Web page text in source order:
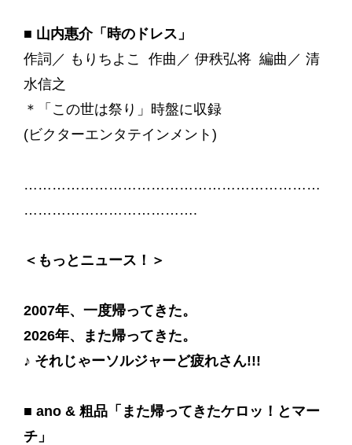
■ 山内惠介「時のドレス」
作詞／ もりちよこ 作曲／ 伊秩弘将 編曲／ 清
水信之
＊「この世は祭り」時盤に収録
(ビクターエンタテインメント)
………………………………………………………
……………………………….
＜もっとニュース！＞
2007年、一度帰ってきた。
2026年、また帰ってきた。
♪ それじゃーソルジャーど疲れさん!!!
■ ano & 粗品「また帰ってきたケロッ！とマー
チ」